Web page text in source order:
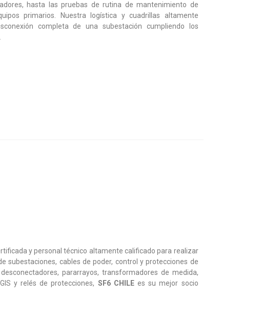
hasta las pruebas de rutina de mantenimiento de
primarios. Nuestra logística y cuadrillas altamente
completa de una subestación cumpliendo los
y personal técnico altamente calificado para realizar
subestaciones, cables de poder, control y protecciones de
pararrayos, transformadores de medida,
y relés de protecciones, SF6 CHILEes su mejor socio